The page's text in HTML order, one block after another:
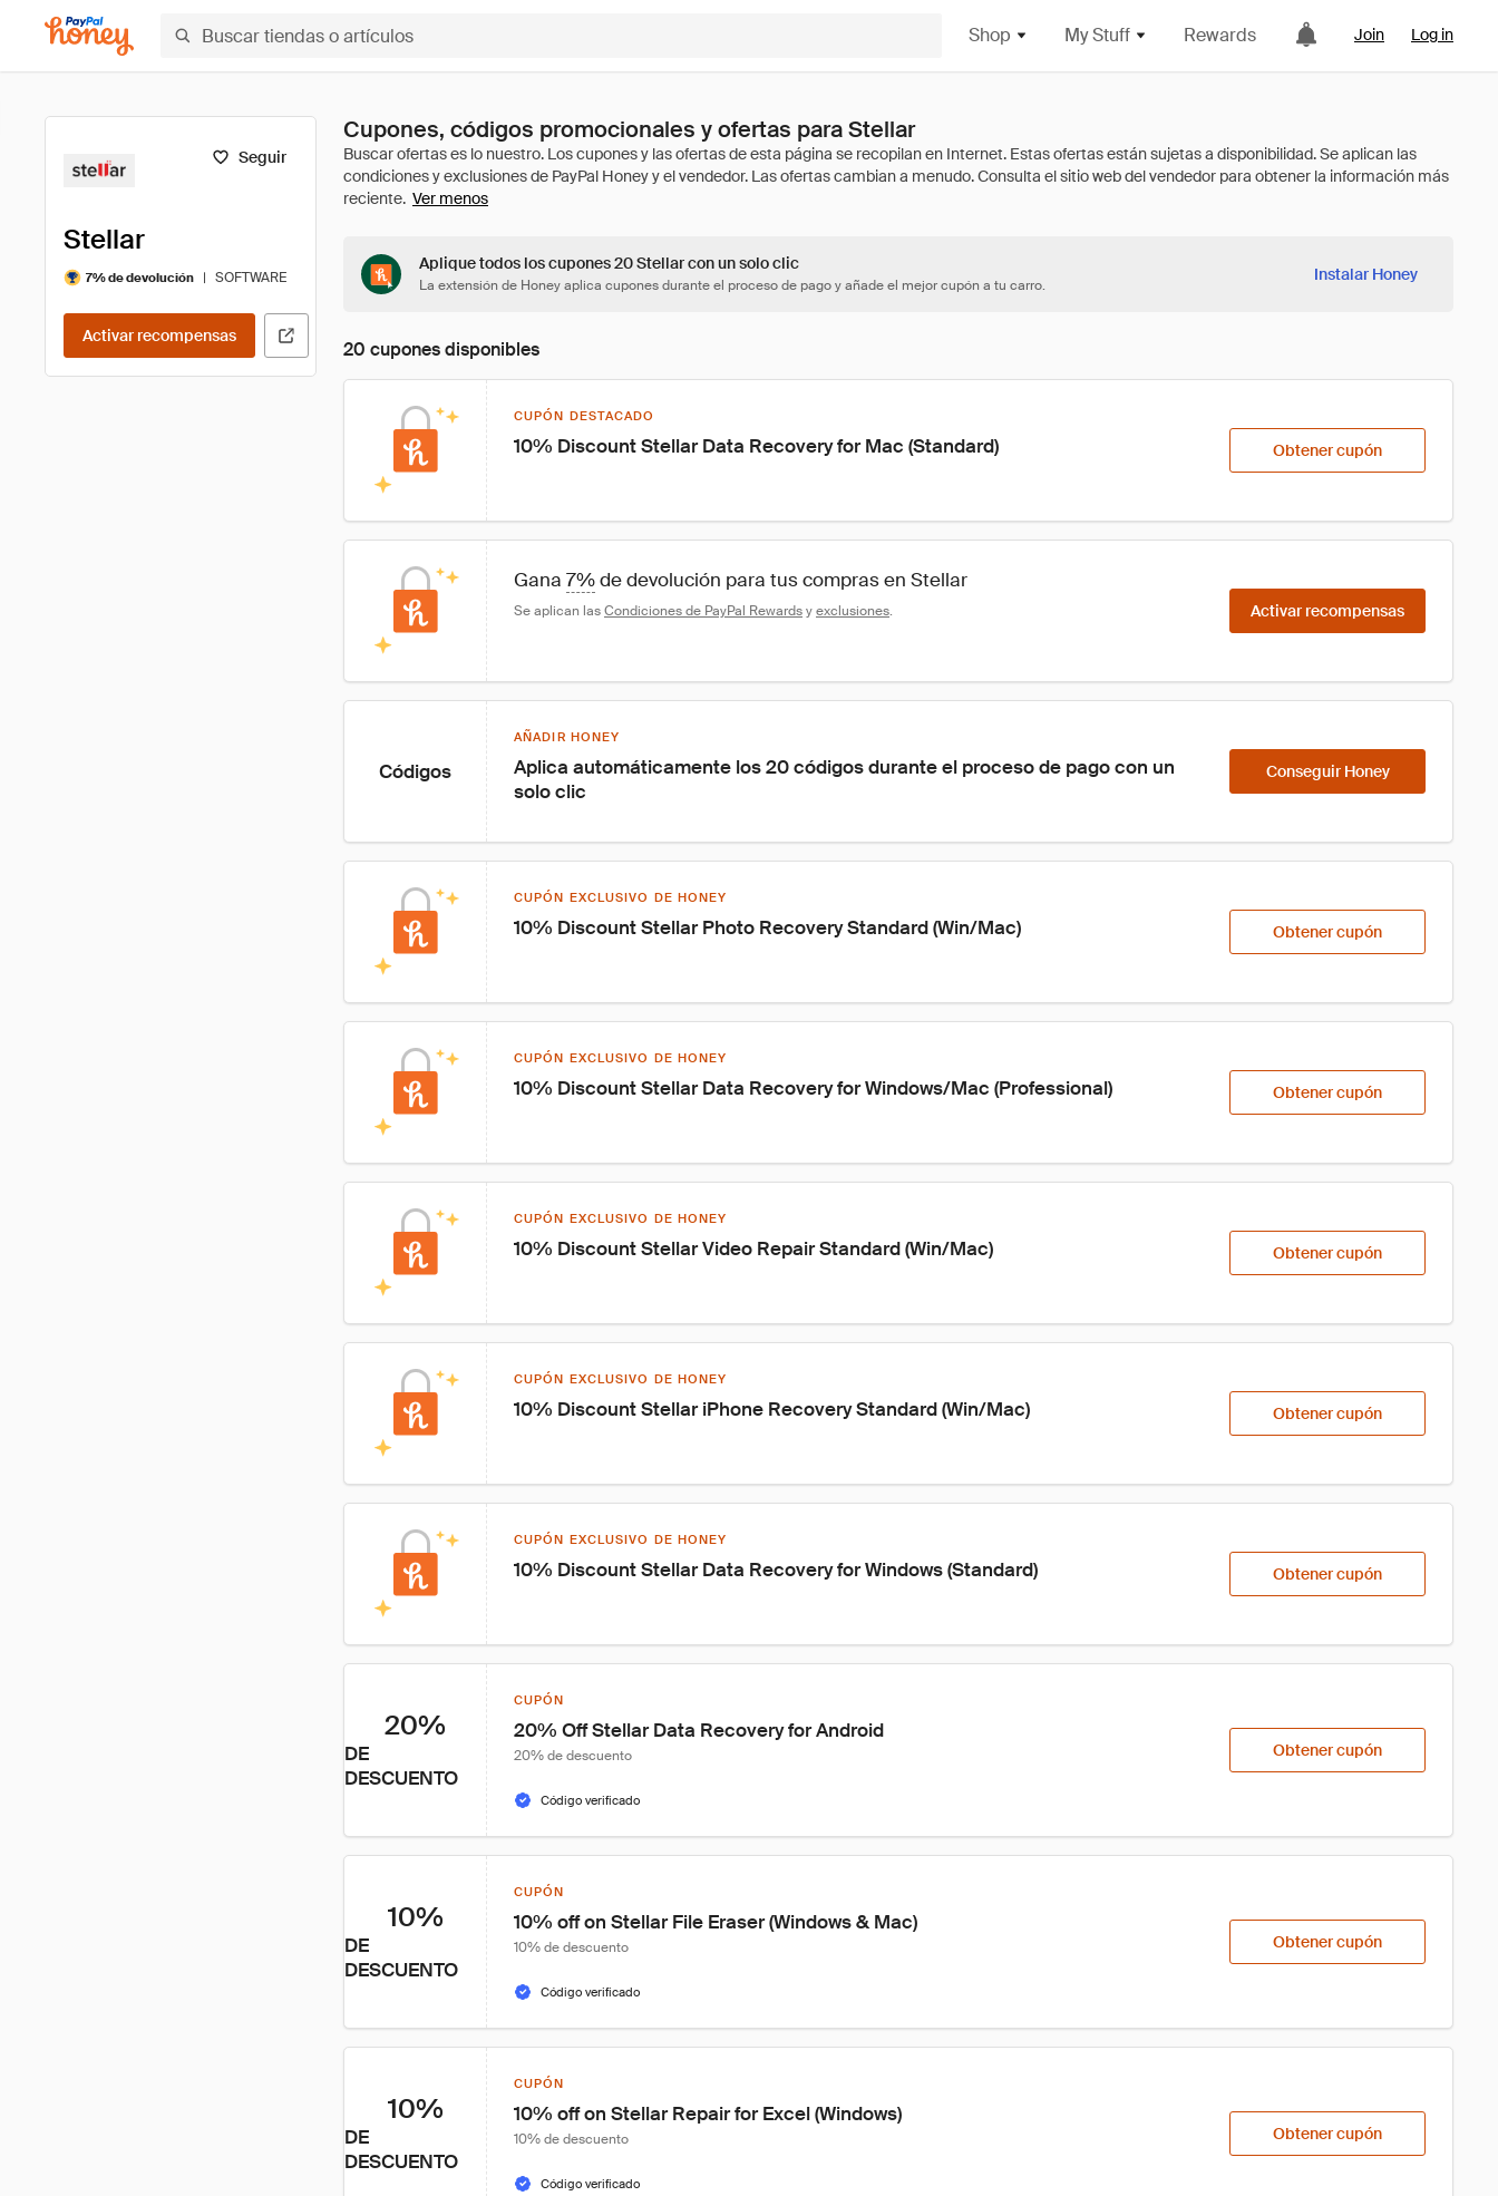
Shop My Stuff Rewards Join Log in
Seguir
Stellar
7% de devolución | SOFTWARE
Activar recompensas
Cupones, códigos promocionales y ofertas para Stellar
Ver menos
Aplique todos los cupones 20 Stellar con un solo clic
La extensión de Honey aplica cupones durante el proceso de pago y añade el mejor cupón a tu carro.
Instalar Honey
20 cupones disponibles
CUPÓN DESTACADO
10% Discount Stellar Data Recovery for Mac (Standard) Obtener cupón
Gana 7% de devolución para tus compras en Stellar
Se aplican las Condiciones de PayPal Rewards y exclusiones. Activar recompensas
Códigos
AÑADIR HONEY
Aplica automáticamente los 20 códigos durante el proceso de pago con un
solo clic
Conseguir Honey
CUPÓN EXCLUSIVO DE HONEY
10% Discount Stellar Photo Recovery Standard (Win/Mac) Obtener cupón
CUPÓN EXCLUSIVO DE HONEY
10% Discount Stellar Data Recovery for Windows/Mac (Professional) Obtener cupón
CUPÓN EXCLUSIVO DE HONEY
10% Discount Stellar Video Repair Standard (Win/Mac) Obtener cupón
CUPÓN EXCLUSIVO DE HONEY
10% Discount Stellar iPhone Recovery Standard (Win/Mac) Obtener cupón
CUPÓN EXCLUSIVO DE HONEY
10% Discount Stellar Data Recovery for Windows (Standard) Obtener cupón
20%
DE
DESCUENTO
CUPÓN
20% Off Stellar Data Recovery for Android
20% de descuento
Código verificado
Obtener cupón
10%
DE
DESCUENTO
CUPÓN
10% off on Stellar File Eraser (Windows & Mac)
10% de descuento
Código verificado
Obtener cupón
10%
DE
DESCUENTO
CUPÓN
10% off on Stellar Repair for Excel (Windows)
10% de descuento
Código verificado
Obtener cupón